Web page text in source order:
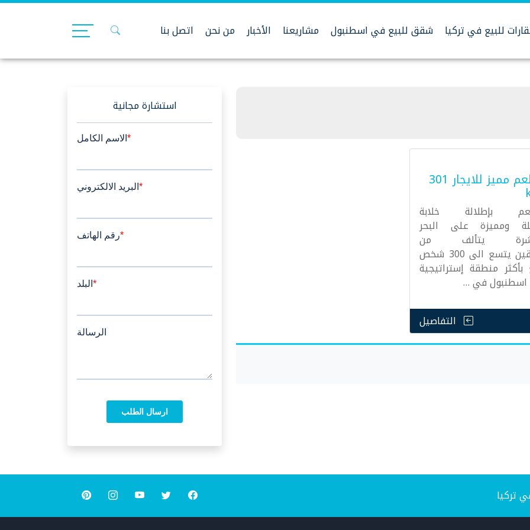
للبيع في تركيا شقق للبيع في اسطنبول مشاريعنا الأخبار من نحن اتصل بنا
مطعم مميز للايجار 301
بإطلالة خلابة
ومميزة على البحر
يتألف من
طابقين يتسع الى 300 شخص
بأكثر منطقة إستراتيجية
في …
التفاصيل
استشارة مجانية